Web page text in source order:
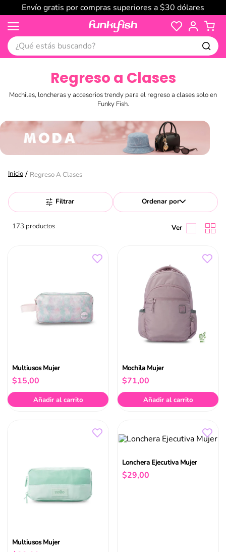
Envío gratis por compras superiores a $30 dólares
¿Qué estás buscando?
Regreso a Clases
Mochilas, loncheras y accesorios trendy para el regreso a clases solo en
Funky Fish.
Regreso A Clases
Filtrar Ordenar por
173 productos
Multiusos Mujer
$15,00
Añadir al carrito
Mochila Mujer
$71,00
Añadir al carrito
Multiusos Mujer
Lonchera Ejecutiva Mujer
$29,00